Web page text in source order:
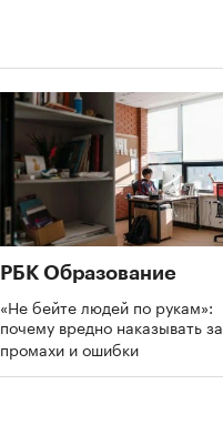
РБК Образование
«Не бейте людей по рукам»:
почему вредно наказывать за
промахи и ошибки